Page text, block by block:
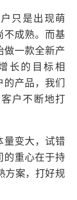
只是出现萌
不成熟。而基
一款全新产
长的目标相
产品，我们
户不断地打
量变大，试错
的重心在于持
方案，打好规